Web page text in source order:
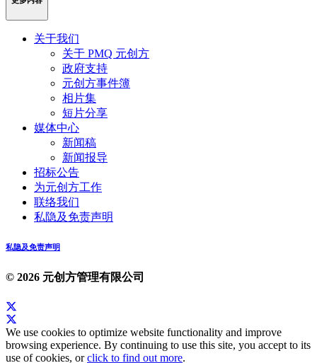
关于我们
关于 PMQ 元创方
政府支持
元创方事件簿
相片集
短片分享
媒体中心
新闻稿
新闻报导
招标公告
为元创方工作
联络我们
私隐及免责声明
私隐及免责声明
© 2026 元创方管理有限公司
We use cookies to optimize website functionality and improve
browsing experience. By continuing to use this site, you accept to its
use of cookies, orclick to find out more.